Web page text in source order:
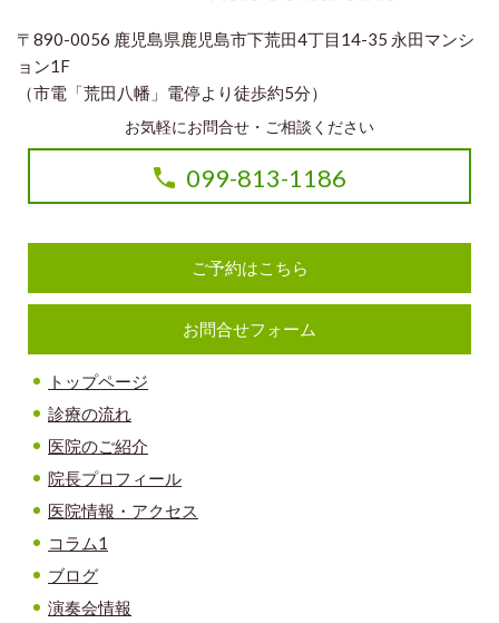
〒890-0056 鹿児島県鹿児島市下荒田4丁目14-35 永田マンシ
ョン1F
（市電「荒田八幡」電停より徒歩約5分）
お気軽にお問合せ・ご相談ください
099-813-1186
ご予約はこちら
お問合せフォーム
トップページ
診療の流れ
医院のご紹介
院長プロフィール
医院情報・アクセス
コラム1
ブログ
演奏会情報